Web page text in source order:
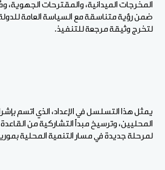
المخرجات الميدانية، والمقترحات
ضمن رؤية متناسقة مع السياسة العامة
لتخرج وثيقة مرجعة للتنفيذ.
يمثل هذا التسلسل في الإعداد، الذي اتسم
المحليين، وترسيخ مبدأ التشاركية من
لمرحلة جديدة في مسار التنمية المحلية